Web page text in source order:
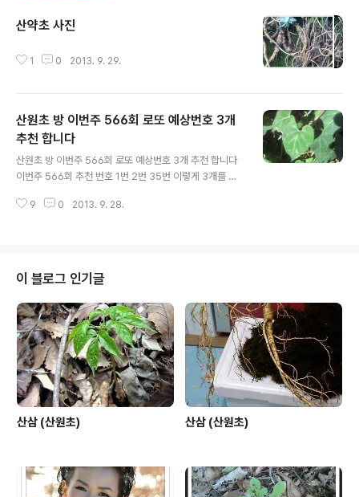
산약초 사진
1 0 2013. 9. 29.
산원초 방 이번주 566회 로또 예상번호 3개
추천 합니다
산원초 방 이번주 566회 로또 예상번호 3개 추천 합니다
이번주 566회 추천 번호 1번 2번 35번 이렇게 3개를 추
9 0 2013. 9. 28.
이 블로그 인기글
산삼 (산원초) 산삼 (산원초)